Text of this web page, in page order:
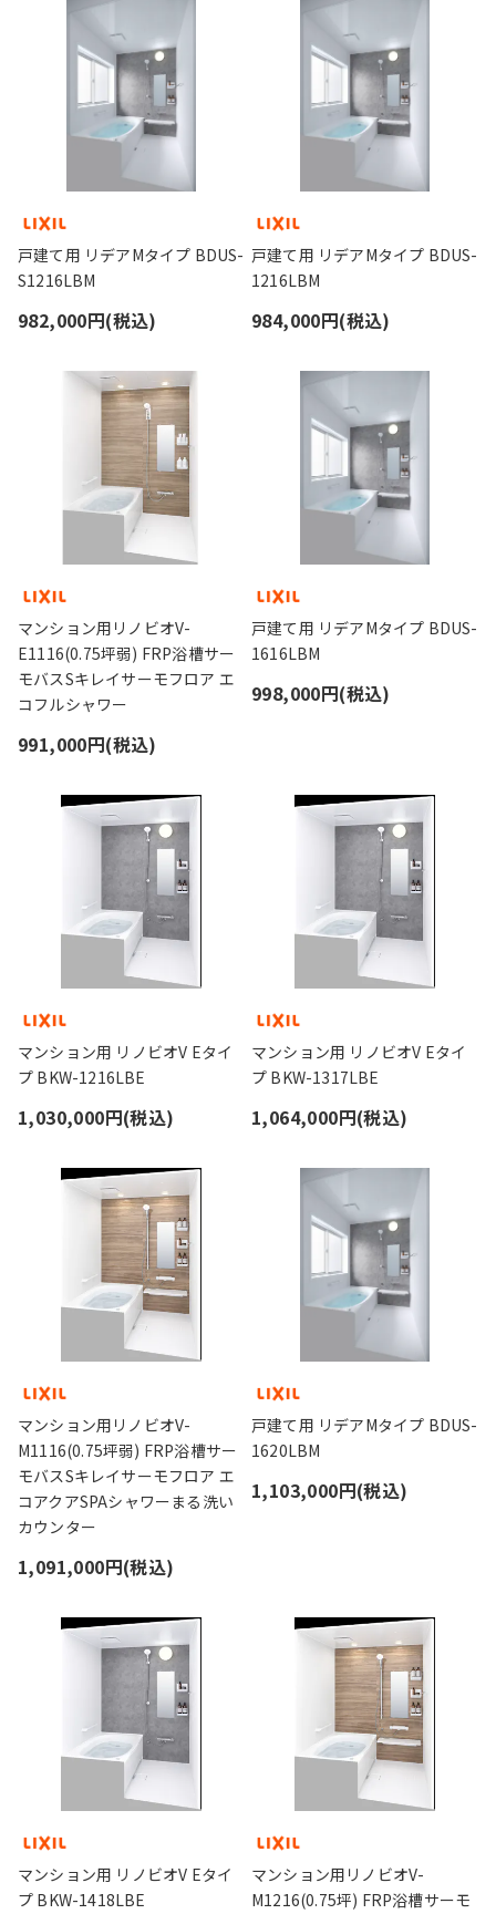
戸建て用 リデアMタイプ BDUS-
S1216LBM
982,000円(税込)
戸建て用 リデアMタイプ BDUS-
1216LBM
984,000円(税込)
マンション用リノビオV-
E1116(0.75坪弱) FRP浴槽サー
モバスSキレイサーモフロア エ
コフルシャワー
991,000円(税込)
戸建て用 リデアMタイプ BDUS-
1616LBM
998,000円(税込)
マンション用 リノビオV Eタイ
プ BKW-1216LBE
1,030,000円(税込)
マンション用 リノビオV Eタイ
プ BKW-1317LBE
1,064,000円(税込)
マンション用リノビオV-
M1116(0.75坪弱) FRP浴槽サー
モバスSキレイサーモフロア エ
コアクアSPAシャワーまる洗い
カウンター
1,091,000円(税込)
戸建て用 リデアMタイプ BDUS-
1620LBM
1,103,000円(税込)
マンション用 リノビオV Eタイ
プ BKW-1418LBE
マンション用リノビオV-
M1216(0.75坪) FRP浴槽サーモ